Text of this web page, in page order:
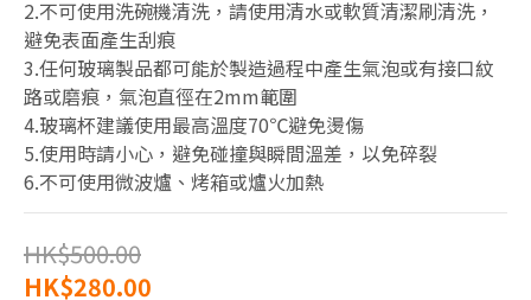
2.不可使用洗碗機清洗，請使用清水或軟質清潔刷清洗，
避免表面產生刮痕
3.任何玻璃製品都可能於製造過程中產生氣泡或有接口紋
路或磨痕，氣泡直徑在2mm範圍
4.玻璃杯建議使用最高溫度70℃避免燙傷
5.使用時請小心，避免碰撞與瞬間溫差，以免碎裂
6.不可使用微波爐、烤箱或爐火加熱
HK$500.00
HK$280.00